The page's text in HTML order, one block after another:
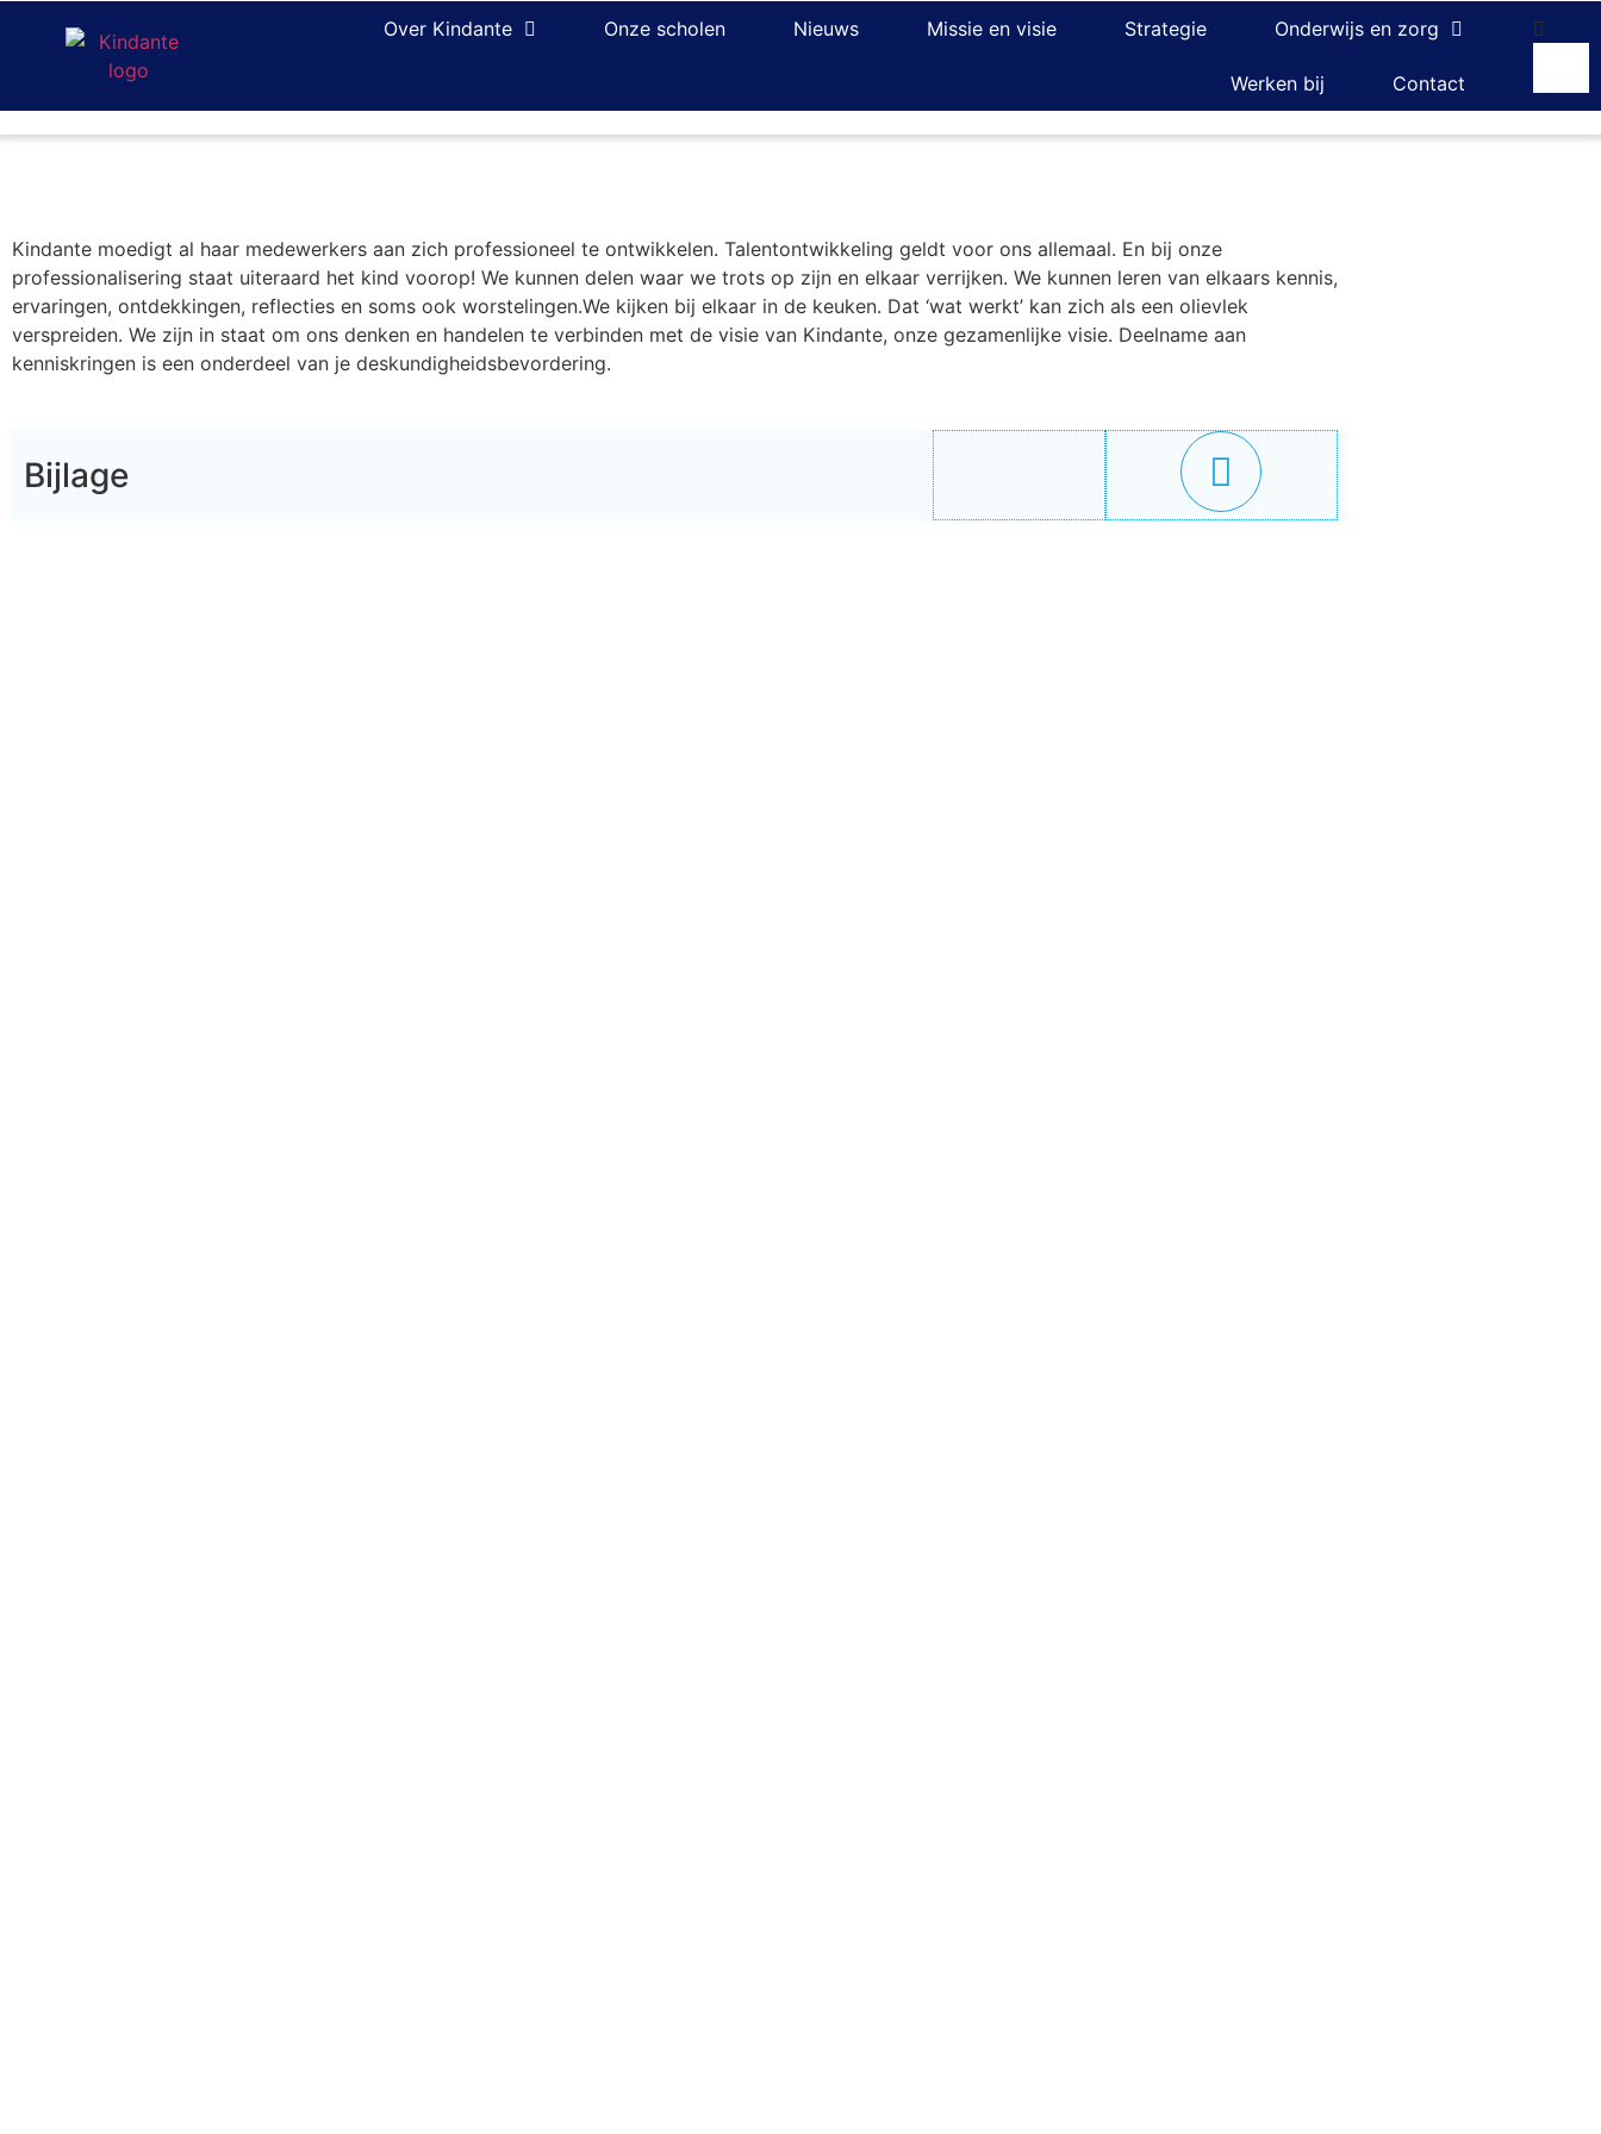
Over Kindante Onze scholen Nieuws Missie en visie Strategie Onderwijs en zorg
Werken bij Contact
Kindante moedigt al haar medewerkers aan zich professioneel te ontwikkelen. Talentontwikkeling geldt voor ons allemaal. En bij onze
professionalisering staat uiteraard het kind voorop! We kunnen delen waar we trots op zijn en elkaar verrijken. We kunnen leren van elkaars kennis,
ervaringen, ontdekkingen, reflecties en soms ook worstelingen.We kijken bij elkaar in de keuken. Dat ‘wat werkt’ kan zich als een olievlek
verspreiden. We zijn in staat om ons denken en handelen te verbinden met de visie van Kindante, onze gezamenlijke visie. Deelname aan
kenniskringen is een onderdeel van je deskundigheidsbevordering.
Bijlage